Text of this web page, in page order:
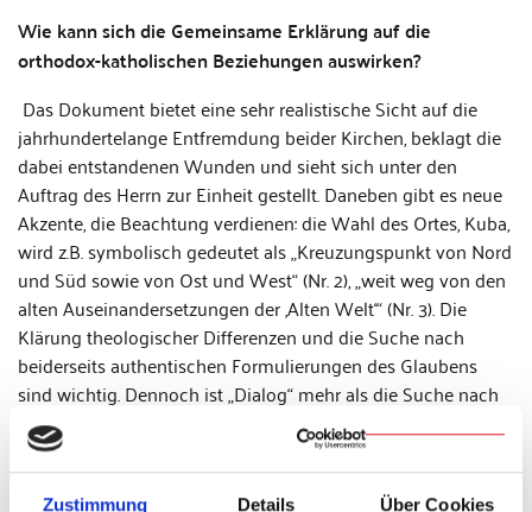
Zustimmung Details Über Cookies
Wie kann sich die Gemeinsame Erklärung auf die
orthodox-katholischen Beziehungen auswirken?
Das Dokument bietet eine sehr realistische Sicht auf die
jahrhundertelange Entfremdung beider Kirchen, beklagt die
dabei entstandenen Wunden und sieht sich unter den
Auftrag des Herrn zur Einheit gestellt. Daneben gibt es neue
Akzente, die Beachtung verdienen: die Wahl des Ortes, Kuba,
wird z.B. symbolisch gedeutet als „Kreuzungspunkt von Nord
und Süd sowie von Ost und West“ (Nr. 2), „weit weg von den
alten Auseinandersetzungen der ‚Alten Welt‘“ (Nr. 3). Die
Klärung theologischer Differenzen und die Suche nach
beiderseits authentischen Formulierungen des Glaubens
sind wichtig. Dennoch ist „Dialog“ mehr als die Suche nach
Erklärungen, wer sich was vor Jahrhunderten gedacht hat, als
dieses oder jenes Buch oder Dokument verfasst wurde.
„Dialog“ wird zwischen sich beständig entwickelnden,